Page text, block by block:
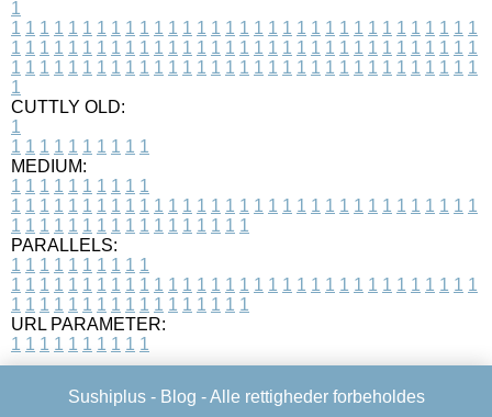
1
1 1 1 1 1 1 1 1 1 1 1 1 1 1 1 1 1 1 1 1 1 1 1 1 1 1 1 1 1 1 1 1 1
1 1 1 1 1 1 1 1 1 1 1 1 1 1 1 1 1 1 1 1 1 1 1 1 1 1 1 1 1 1 1 1 1
1 1 1 1 1 1 1 1 1 1 1 1 1 1 1 1 1 1 1 1 1 1 1 1 1 1 1 1 1 1 1 1 1
1
CUTTLY OLD:
1
1 1 1 1 1 1 1 1 1 1
MEDIUM:
1 1 1 1 1 1 1 1 1 1
1 1 1 1 1 1 1 1 1 1 1 1 1 1 1 1 1 1 1 1 1 1 1 1 1 1 1 1 1 1 1 1 1
1 1 1 1 1 1 1 1 1 1 1 1 1 1 1 1 1
PARALLELS:
1 1 1 1 1 1 1 1 1 1
1 1 1 1 1 1 1 1 1 1 1 1 1 1 1 1 1 1 1 1 1 1 1 1 1 1 1 1 1 1 1 1 1
1 1 1 1 1 1 1 1 1 1 1 1 1 1 1 1 1
URL PARAMETER:
1 1 1 1 1 1 1 1 1 1
Sushiplus - Blog - Alle rettigheder forbeholdes